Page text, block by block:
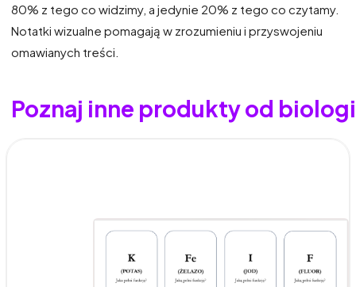
80% z tego co widzimy, a jedynie 20% z tego co czytamy.
Notatki wizualne pomagają w zrozumieniu i przyswojeniu
omawianych treści.
Poznaj inne produkty od